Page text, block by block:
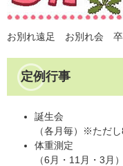
お別れ遠足 お別れ会
定例行事
誕生会
（各月毎）※ただ
体重測定
（6月・11月・3月）